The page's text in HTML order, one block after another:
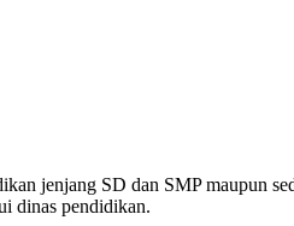
jenjang SD dan SMP maupun
dinas pendidikan.